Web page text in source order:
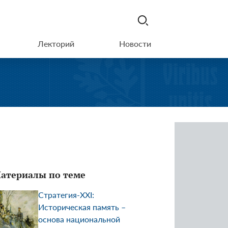
Лекторий Новости
по теме
Стратегия-XXI:
Историческая память ­–
основа национальной